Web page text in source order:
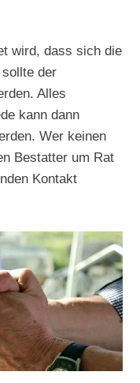
wird, dass sich die
der
Alles
kann dann
Wer keinen
Bestatter um Rat
Kontakt